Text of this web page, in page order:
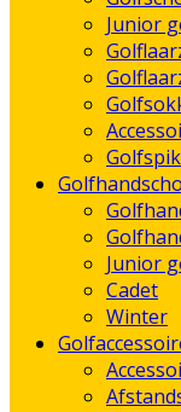
Junior
Junior
Cadet
Winter